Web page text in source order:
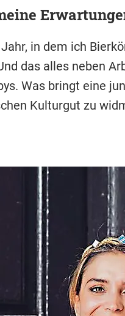
in dem ich
das alles neben
Was bringt eine
Kulturgut zu